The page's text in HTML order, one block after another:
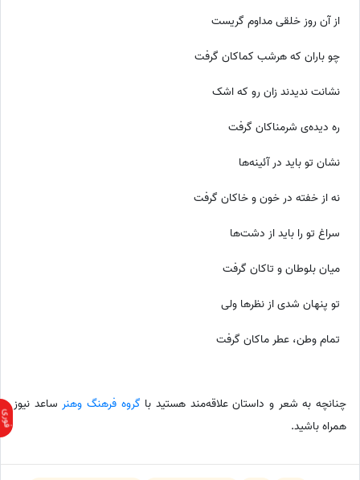
از آن روز خلقی مداوم گریست
چو باران که هرشب کماکان گرفت
نشانت ندیدند زان رو که اشک
ره دیده‌ی شرمناکان گرفت
نشان تو باید در آئینه‌ها
نه از خفته در خون و خاکان گرفت
سراغ تو را باید از دشت‌ها
میان بلوطان و تاکان گرفت
تو پنهان شدی از نظرها ولی
تمام وطن، عطر ماکان گرفت
چنانچه به شعر و داستان علاقه‌مند هستید با گروه فرهنگ وهنرساعد نیوز
همراه باشید.